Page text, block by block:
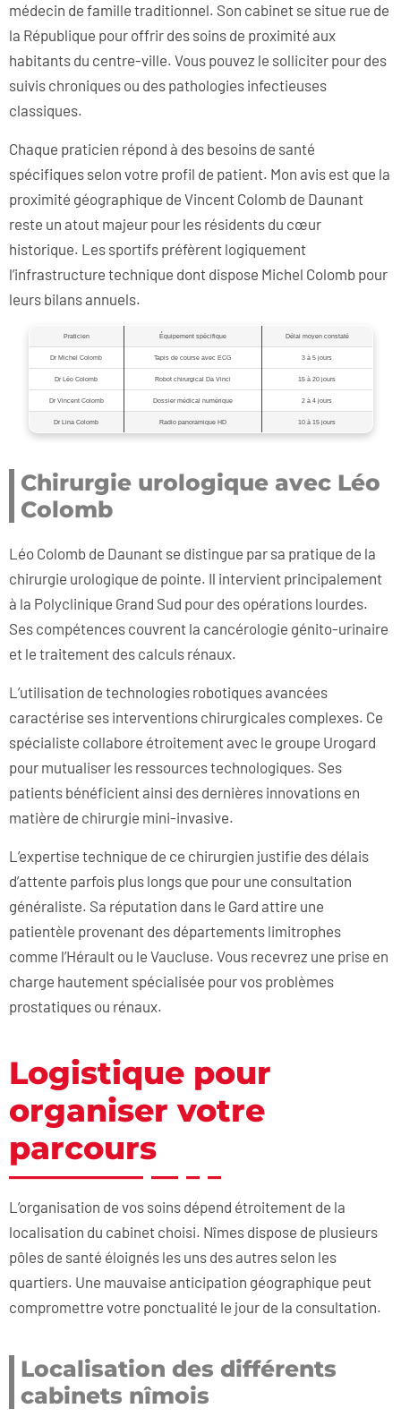
médecin de famille traditionnel. Son cabinet se situe rue de
la République pour offrir des soins de proximité aux
habitants du centre-ville. Vous pouvez le solliciter pour des
suivis chroniques ou des pathologies infectieuses
classiques.
Chaque praticien répond à des besoins de santé
spécifiques selon votre profil de patient. Mon avis est que la
proximité géographique de Vincent Colomb de Daunant
reste un atout majeur pour les résidents du cœur
historique. Les sportifs préfèrent logiquement
l’infrastructure technique dont dispose Michel Colomb pour
leurs bilans annuels.
Praticien Équipement spécifique Délai moyen constaté
Dr Michel Colomb Tapis de course avec ECG 3 à 5 jours
Dr Léo Colomb Robot chirurgical Da Vinci 15 à 20 jours
Dr Vincent Colomb Dossier médical numérique 2 à 4 jours
Dr Lina Colomb Radio panoramique HD 10 à 15 jours
Chirurgie urologique avec Léo
Colomb
Léo Colomb de Daunant se distingue par sa pratique de la
chirurgie urologique de pointe. Il intervient principalement
à la Polyclinique Grand Sud pour des opérations lourdes.
Ses compétences couvrent la cancérologie génito-urinaire
et le traitement des calculs rénaux.
L’utilisation de technologies robotiques avancées
caractérise ses interventions chirurgicales complexes. Ce
spécialiste collabore étroitement avec le groupe Urogard
pour mutualiser les ressources technologiques. Ses
patients bénéficient ainsi des dernières innovations en
matière de chirurgie mini-invasive.
L’expertise technique de ce chirurgien justifie des délais
d’attente parfois plus longs que pour une consultation
généraliste. Sa réputation dans le Gard attire une
patientèle provenant des départements limitrophes
comme l’Hérault ou le Vaucluse. Vous recevrez une prise en
charge hautement spécialisée pour vos problèmes
prostatiques ou rénaux.
Logistique pour
organiser votre
parcours
L’organisation de vos soins dépend étroitement de la
localisation du cabinet choisi. Nîmes dispose de plusieurs
pôles de santé éloignés les uns des autres selon les
quartiers. Une mauvaise anticipation géographique peut
compromettre votre ponctualité le jour de la consultation.
Localisation des différents
cabinets nîmois